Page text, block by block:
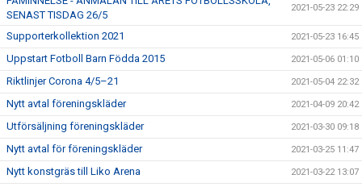
SENAST TISDAG 26/5
2021-05-23 22:29
Supporterkollektion 2021 2021-05-23 16:45
Uppstart Fotboll Barn Födda 2015 2021-05-06 01:10
Riktlinjer Corona 4/5–21 2021-05-04 22:32
Nytt avtal föreningskläder 2021-04-09 20:42
Utförsäljning föreningskläder 2021-03-30 09:18
Nytt avtal för föreningskläder 2021-03-25 11:47
Nytt konstgräs till Liko Arena 2021-03-22 13:07